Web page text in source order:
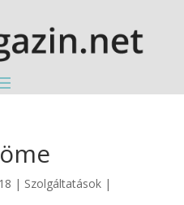
| Szolgáltatások|